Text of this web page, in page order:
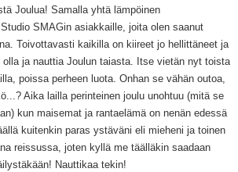
Joulua! Samalla yhtä lämpöinen
SMAGin asiakkaille, joita olen saanut
Toivottavasti kaikilla on kiireet jo hellittäneet ja
ja nauttia Joulun taiasta. Itse vietän nyt toista
poissa perheen luota. Onhan se vähän outoa,
Aika lailla perinteinen joulu unohtuu (mitä se
kun maisemat ja rantaelämä on nenän edessä
kuitenkin paras ystäväni eli mieheni ja toinen
reissussa, joten kyllä me täälläkin saadaan
Nauttikaa tekin!